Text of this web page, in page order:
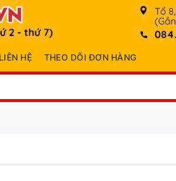
LIÊN HỆ THEO DÕI ĐƠN HÀNG